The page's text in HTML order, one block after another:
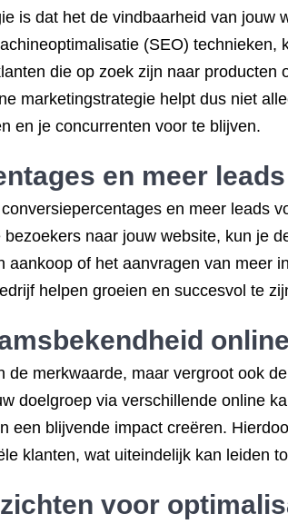
is dat het de vindbaarheid van jouw
(SEO) technieken,
die op zoek zijn naar producten
marketingstrategie helpt dus niet
en je concurrenten voor te blijven.
en meer leads
en meer leads
naar jouw website, kun je
of het aanvragen van meer
helpen groeien en succesvol te
online
merkwaarde, maar vergroot ook
doelgroep via verschillende online
een blijvende impact creëren.
klanten, wat uiteindelijk kan leiden
voor